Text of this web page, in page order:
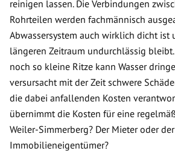
reinigen lassen. Die Verbindungen
Rohrteilen werden fachmännisch
Abwassersystem auch wirklich dicht ist
längeren Zeitraum undurchlässig
noch so kleine Ritze kann Wasser
versursacht mit der Zeit schwere
die dabei anfallenden Kosten
übernimmt die Kosten für eine
Weiler-Simmerberg? Der Mieter oder der
Immobilieneigentümer?